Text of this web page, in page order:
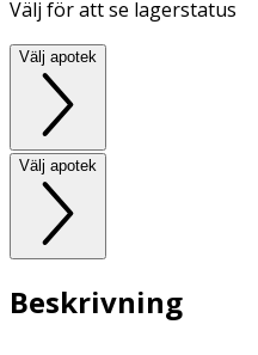
Välj för att se lagerstatus
Välj apotek
Välj apotek
Beskrivning